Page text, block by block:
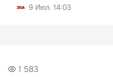
9 Июл. 14:03
1 583